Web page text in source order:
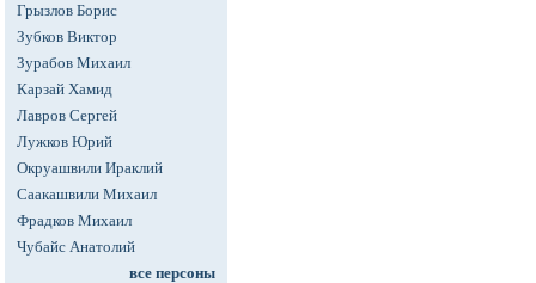
Грызлов Борис
Зубков Виктор
Зурабов Михаил
Карзай Хамид
Лавров Сергей
Лужков Юрий
Окруашвили Ираклий
Саакашвили Михаил
Фрадков Михаил
Чубайс Анатолий
все персоны